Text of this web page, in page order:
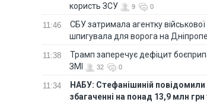
користь ЗСУ
9 0
11:46
СБУ затримала агентку
шпигувала для ворога на
11:38
Трамп заперечує дефіцит
ЗМІ
32 0
11:34
НАБУ: Стефанішиній
збагаченні на понад 13,9 млн